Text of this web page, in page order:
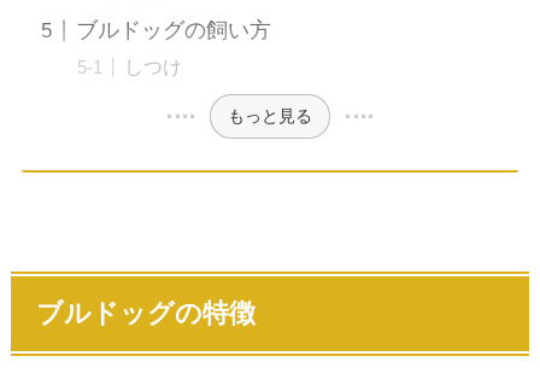
ブルドッグの飼い方
しつけ
もっと見る
ブルドッグの特徴